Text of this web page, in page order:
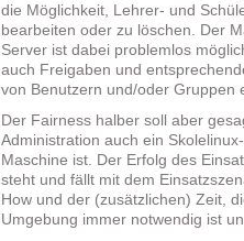
die Möglichkeit, Lehrer- und
bearbeiten oder zu löschen. Der
Server ist dabei problemlos
auch Freigaben und
von Benutzern und/oder Gruppen
Der Fairness halber soll aber
Administration auch ein
Maschine ist. Der Erfolg des
steht und fällt mit dem
How und der (zusätzlichen) Zeit,
Umgebung immer notwendig ist